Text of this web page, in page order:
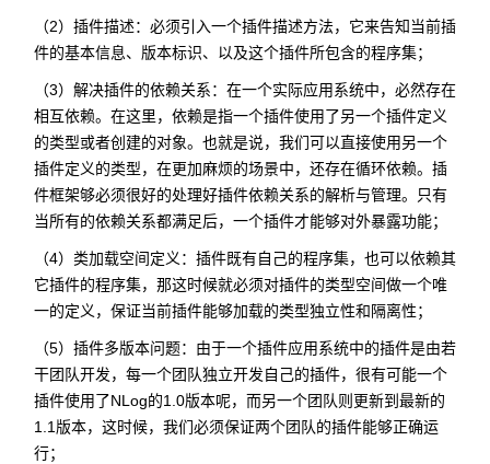
（2）插件描述：必须引入一个插件描述方法，它来告知当前插
件的基本信息、版本标识、以及这个插件所包含的程序集；
（3）解决插件的依赖关系：在一个实际应用系统中，必然存在
相互依赖。在这里，依赖是指一个插件使用了另一个插件定义
的类型或者创建的对象。也就是说，我们可以直接使用另一个
插件定义的类型，在更加麻烦的场景中，还存在循环依赖。插
件框架够必须很好的处理好插件依赖关系的解析与管理。只有
当所有的依赖关系都满足后，一个插件才能够对外暴露功能；
（4）类加载空间定义：插件既有自己的程序集，也可以依赖其
它插件的程序集，那这时候就必须对插件的类型空间做一个唯
一的定义，保证当前插件能够加载的类型独立性和隔离性；
（5）插件多版本问题：由于一个插件应用系统中的插件是由若
干团队开发，每一个团队独立开发自己的插件，很有可能一个
插件使用了NLog的1.0版本呢，而另一个团队则更新到最新的
1.1版本，这时候，我们必须保证两个团队的插件能够正确运
行；